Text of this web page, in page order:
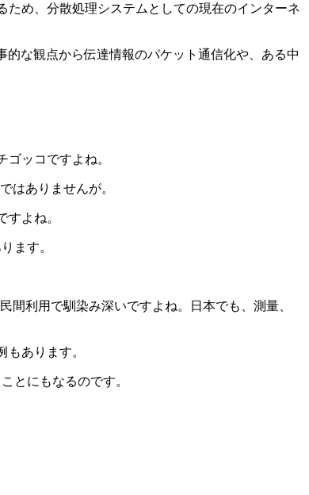
め、分散処理システムとしての現在のインターネ
な観点から伝達情報のパケット通信化や、ある中
ッコですよね。
はありませんが。
よね。
ます。
利用で馴染み深いですよね。日本でも、測量、
あります。
とにもなるのです。